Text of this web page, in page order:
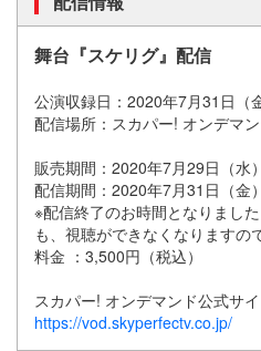
舞台『スケリグ』配信
公演収録日：2020年7月31日（
配信場所：スカパー! オンデマ
販売期間：2020年7月29日（水
配信期間：2020年7月31日（金
※配信終了のお時間となりまし
も、視聴ができなくなりますの
料金 ：3,500円（税込）
スカパー! オンデマンド公式サイ
https://vod.skyperfectv.co.jp/